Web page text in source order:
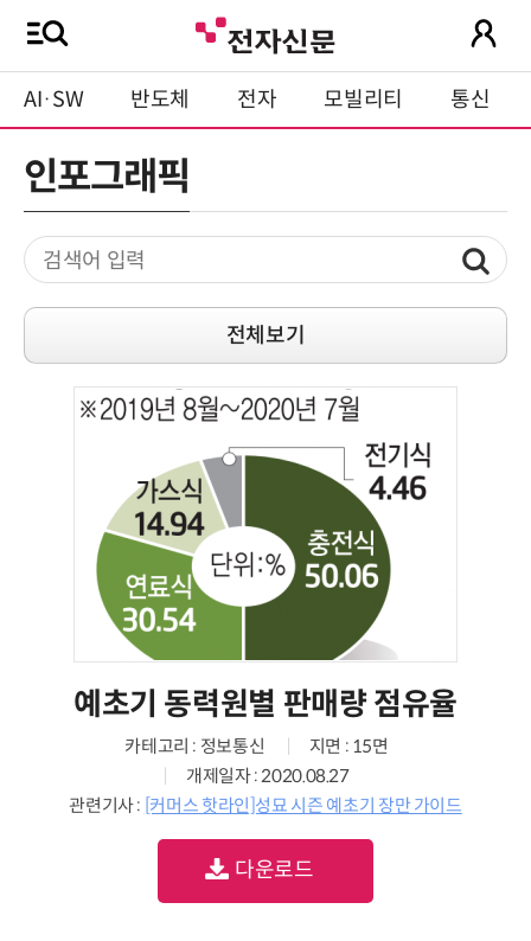
AI·SW 반도체 전자 모빌리티 통신
인포그래픽
전체보기
예초기 동력원별 판매량 점유율
카테고리 : 정보통신
지면 : 15면
개제일자 : 2020.08.27
관련기사 : [커머스 핫라인]성묘 시즌 예초기 장만 가이드
다운로드